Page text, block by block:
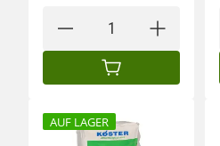
IN DEN WARENKORB
AUF LAGER